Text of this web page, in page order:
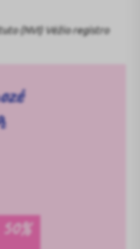
(NVI) Vėžio registro